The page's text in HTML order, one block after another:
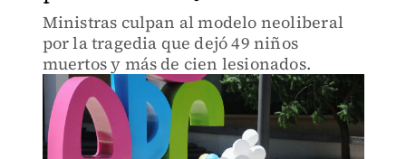
Ministras culpan al modelo neoliberal
por la tragedia que dejó 49 niños
muertos y más de cien lesionados.